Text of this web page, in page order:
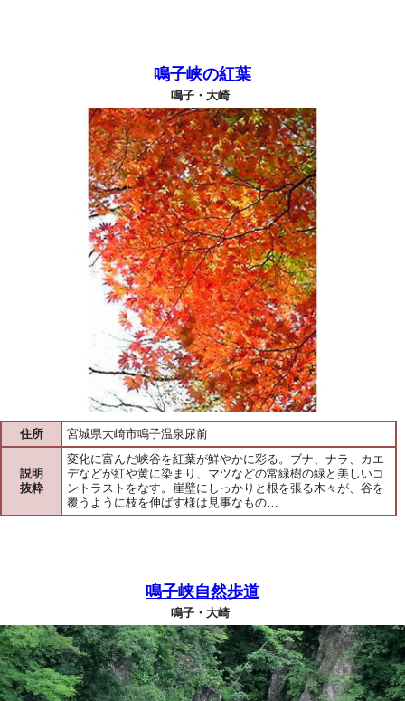
鳴子峡の紅葉
鳴子・大崎
住所 宮城県大崎市鳴子温泉尿前
説明
抜粋
変化に富んだ峡谷を紅葉が鮮やかに彩る。ブナ、ナラ、カエ
デなどが紅や黄に染まり、マツなどの常緑樹の緑と美しいコ
ントラストをなす。崖壁にしっかりと根を張る木々が、谷を
覆うように枝を伸ばす様は見事なもの…
鳴子峡自然歩道
鳴子・大崎